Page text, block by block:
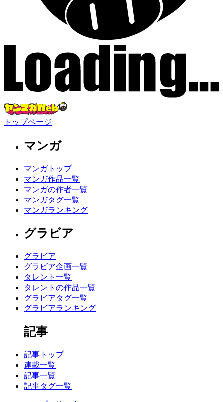
トップページ
マンガ
マンガトップ
マンガ作品一覧
マンガの作者一覧
マンガタグ一覧
マンガランキング
グラビア
グラビア
グラビア企画一覧
タレント一覧
タレントの作品一覧
グラビアタグ一覧
グラビアランキング
記事
記事トップ
連載一覧
記事一覧
記事タグ一覧